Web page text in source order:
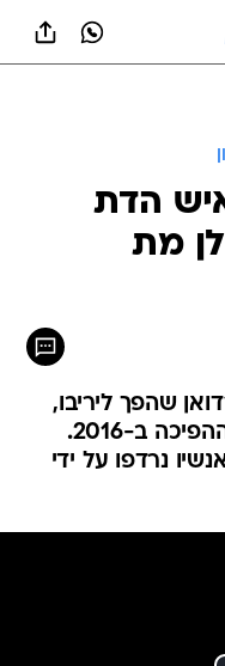
הדת
מת
שהפך ליריבו,
הואשם על ידי אנקרה בתכנון ההפיכה ב-2016.
נרדפו על ידי